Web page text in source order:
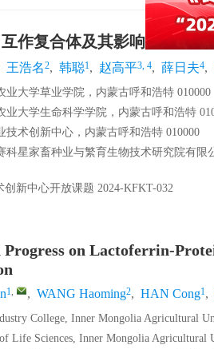
作复合体及其影响免疫调节
王浩名2, 韩聪1, 赵高平3, 4, 薛日夫4,
业大学草业学院，内蒙古呼和浩特 010000
业大学生命科学学院，内蒙古呼和浩特
技术创新中心，内蒙古呼和浩特 010000
科星家畜种业与繁育生物技术研究院有限
创新中心开放课题 2024-KFKT-032
Progress on Lactoferrin-
1, , WANG Haoming2, HAN Cong1,
College, Inner Mongolia Agricultural
Life Sciences, Inner Mongolia Agricultural